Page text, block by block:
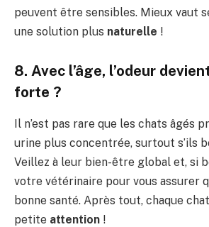
peuvent être sensibles. Mieux vaut
une solution plus naturelle !
8. Avec l’âge, l’odeur
forte ?
Il n’est pas rare que les chats âgés
urine plus concentrée, surtout s’ils
Veillez à leur bien-être global et, si
votre vétérinaire pour vous assurer
bonne santé. Après tout, chaque
petite attention !